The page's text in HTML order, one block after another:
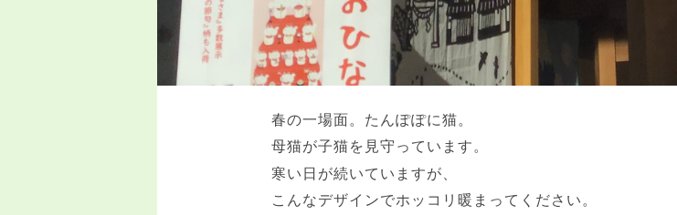
春の一場面。たんぽぽに猫。
母猫が子猫を見守っています。
寒い日が続いていますが、
こんなデザインでホッコリ暖まってください。